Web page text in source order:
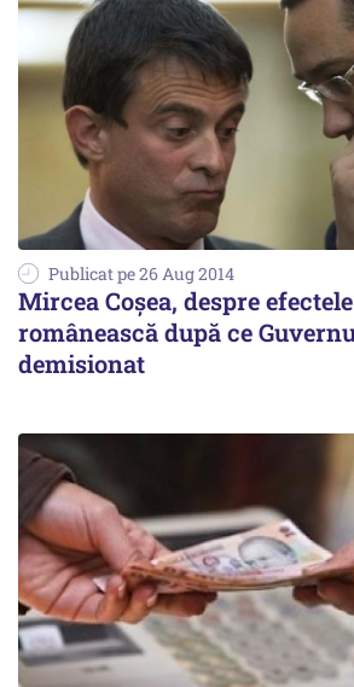
Publicat pe 26 Aug 2014
Mircea Coșea, despre
românească după ce
demisionat